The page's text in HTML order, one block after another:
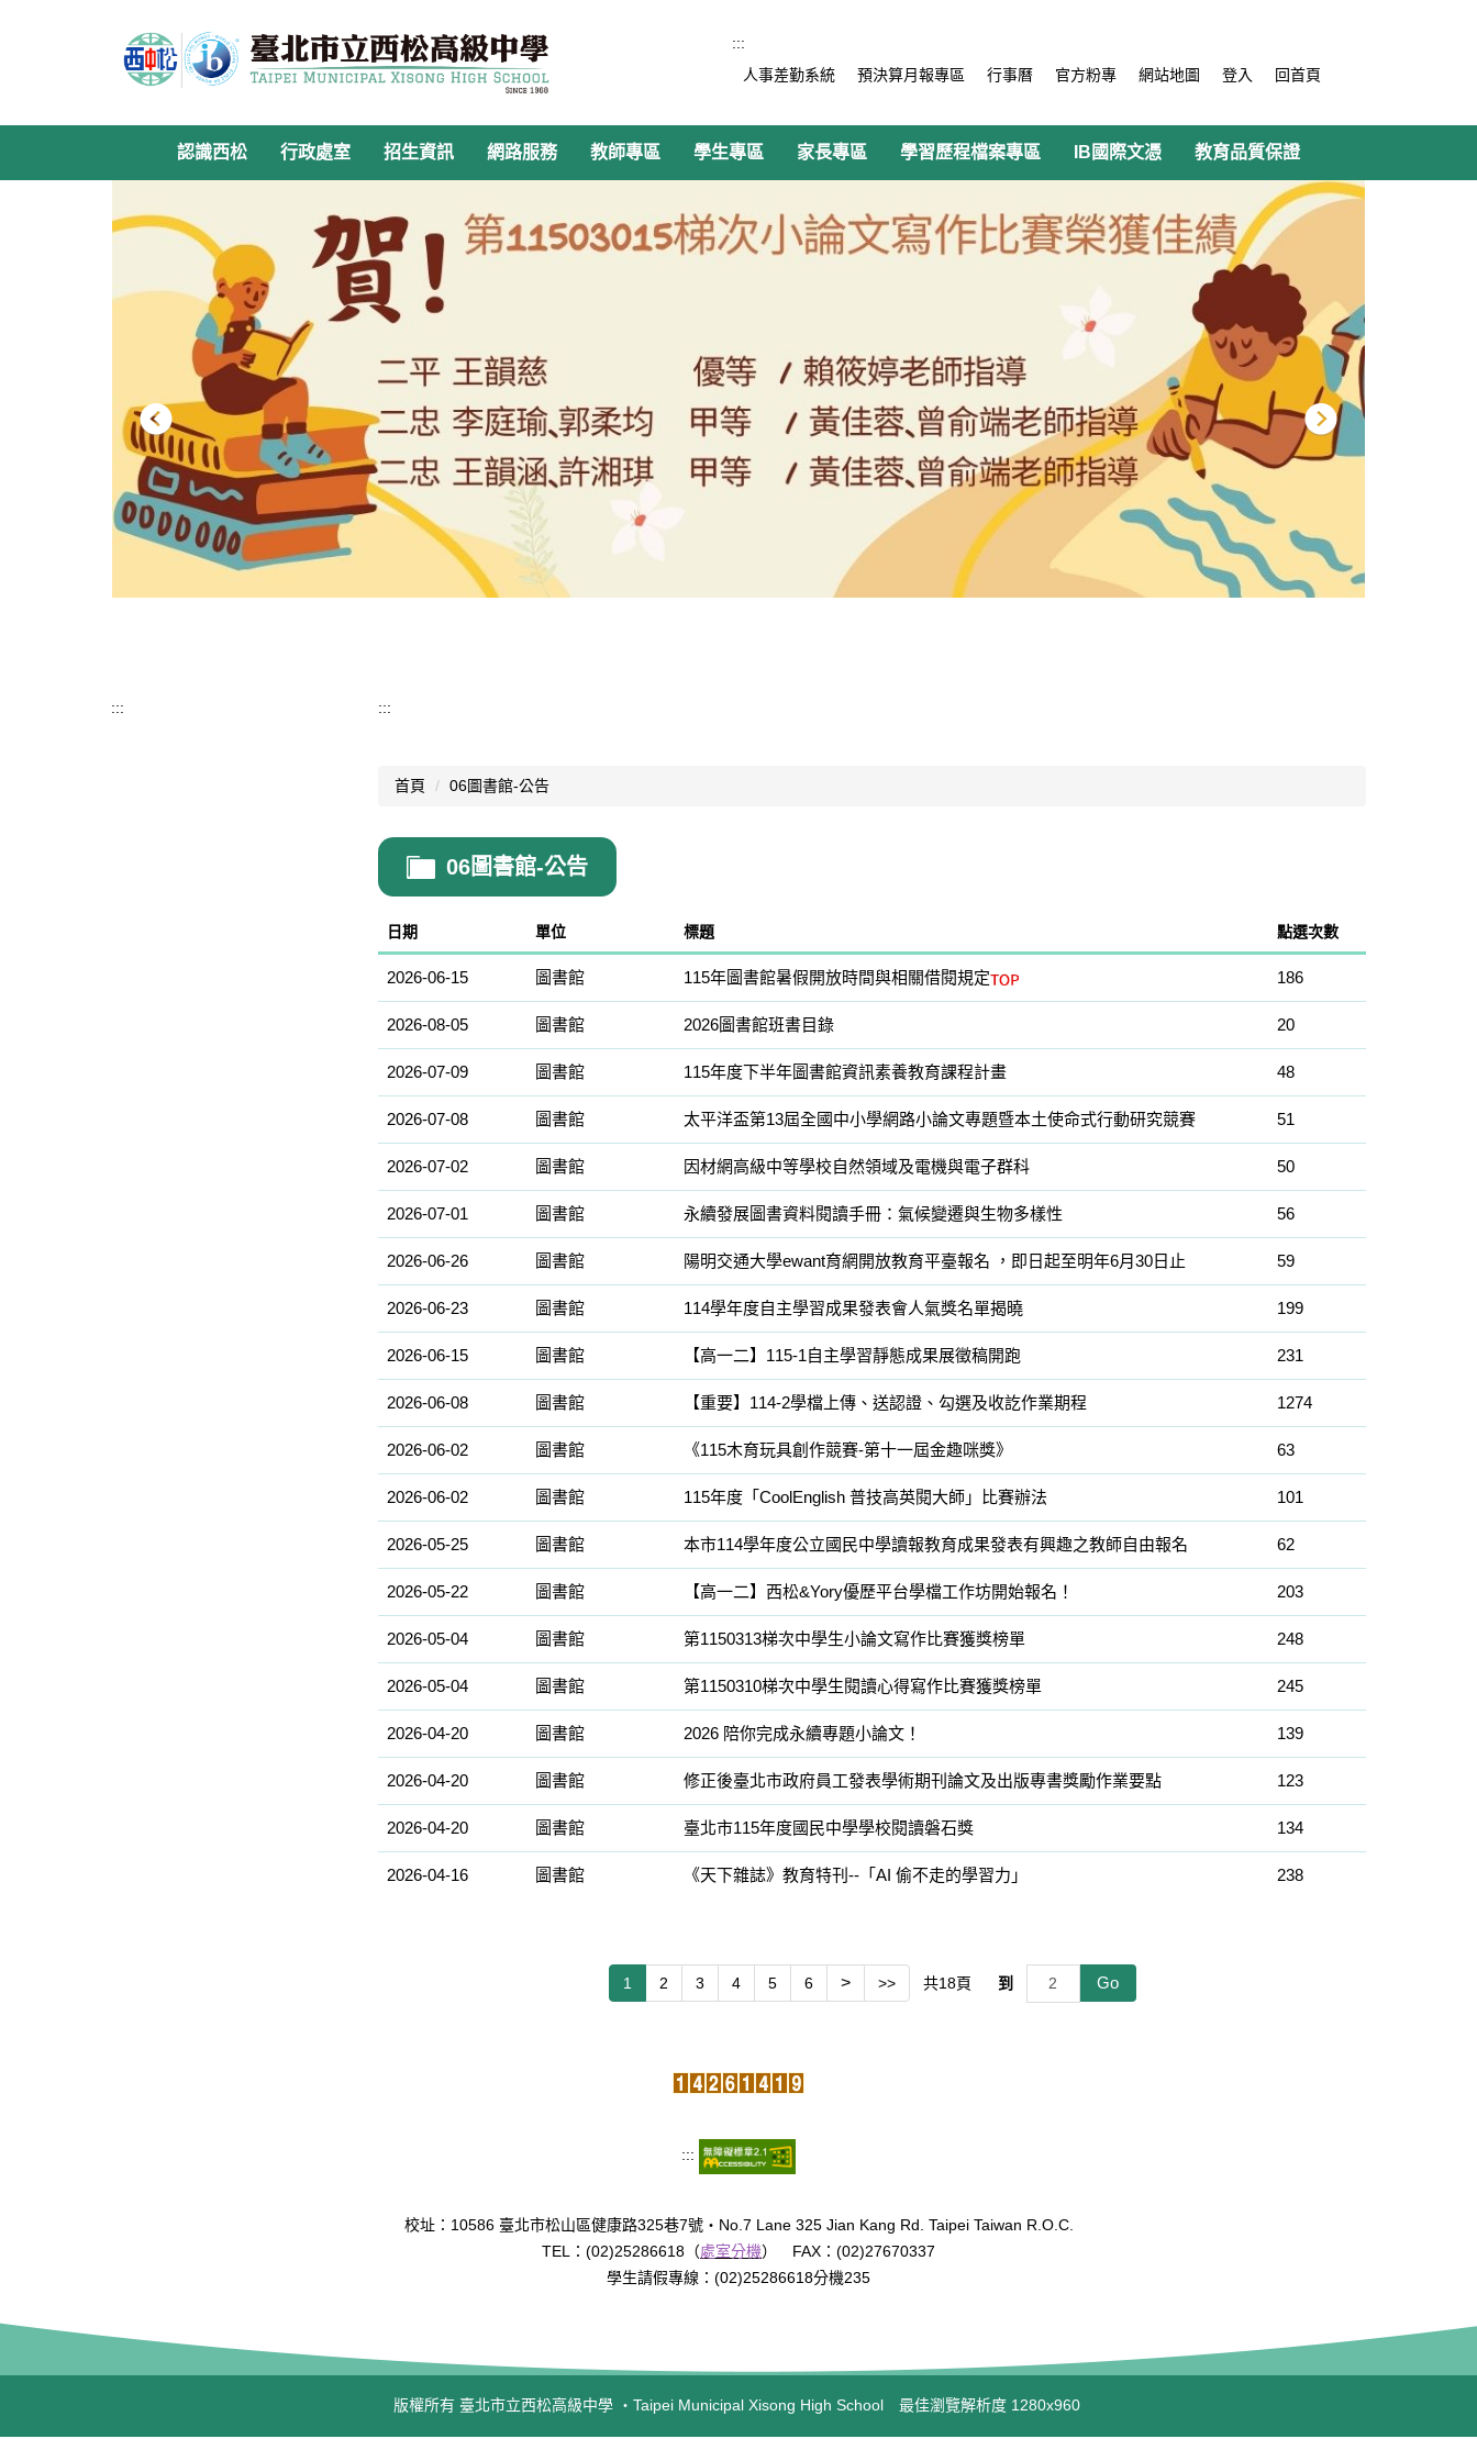
容
:::
人事差勤系統
預決算月報專區 行事曆 官方粉專 網站地圖 登入 回首頁
認識西松 行政處室 招生資訊 網路服務 教師專區 學生專區 家長專區 學習歷程檔案專區 IB國際文憑 教育品質保證
::: :::
首頁 06圖書館-公告
06圖書館-公告
日期 單位 標題 點選次數
2026-06-15 圖書館 115年圖書館暑假開放時間與相關借閱規定 186
2026-08-05 圖書館 2026圖書館班書目錄 20
2026-07-09 圖書館 115年度下半年圖書館資訊素養教育課程計畫 48
2026-07-08 圖書館 太平洋盃第13屆全國中小學網路小論文專題暨本土使命式行動研究競賽 51
2026-07-02 圖書館 因材網高級中等學校自然領域及電機與電子群科 50
2026-07-01 圖書館 永續發展圖書資料閱讀手冊：氣候變遷與生物多樣性 56
2026-06-26 圖書館 陽明交通大學ewant育網開放教育平臺報名 ，即日起至明年6月30日止 59
2026-06-23 圖書館 114學年度自主學習成果發表會人氣獎名單揭曉 199
2026-06-15 圖書館 【高一二】115-1自主學習靜態成果展徵稿開跑 231
2026-06-08 圖書館 【重要】114-2學檔上傳、送認證、勾選及收訖作業期程 1274
2026-06-02 圖書館 《115木育玩具創作競賽-第十一屆金趣咪獎》 63
2026-06-02 圖書館 115年度「CoolEnglish 普技高英閱大師」比賽辦法 101
2026-05-25 圖書館 本市114學年度公立國民中學讀報教育成果發表有興趣之教師自由報名 62
2026-05-22 圖書館 【高一二】西松&Yory優歷平台學檔工作坊開始報名！ 203
2026-05-04 圖書館 第1150313梯次中學生小論文寫作比賽獲獎榜單 248
2026-05-04 圖書館 第1150310梯次中學生閱讀心得寫作比賽獲獎榜單 245
2026-04-20 圖書館 2026 陪你完成永續專題小論文！ 139
2026-04-20 圖書館 修正後臺北市政府員工發表學術期刊論文及出版專書獎勵作業要點 123
2026-04-20 圖書館 臺北市115年度國民中學學校閱讀磐石獎 134
2026-04-16 圖書館 《天下雜誌》教育特刊--「AI 偷不走的學習力」 238
1 2 3 4 5 6 > >> 共18頁 到 Go
:::
校址：10586 臺北市松山區健康路325巷7號‧No.7 Lane 325 Jian Kang Rd. Taipei Taiwan R.O.C.
TEL：(02)25286618（處室分機） FAX：(02)27670337
學生請假專線：(02)25286618分機235
版權所有 臺北市立西松高級中學 ‧Taipei Municipal Xisong High School 最佳瀏覽解析度 1280x960